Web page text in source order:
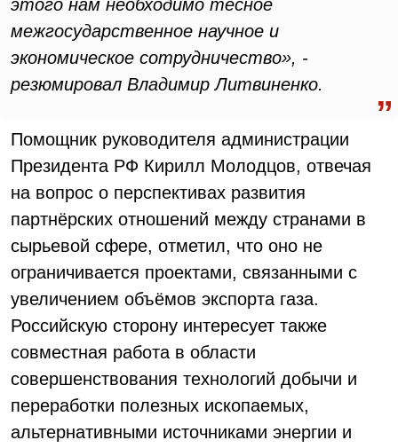
этого нам необходимо тесное
межгосударственное научное и
экономическое сотрудничество», -
резюмировал Владимир Литвиненко.
Помощник руководителя администрации
Президента РФ Кирилл Молодцов, отвечая
на вопрос о перспективах развития
партнёрских отношений между странами в
сырьевой сфере, отметил, что оно не
ограничивается проектами, связанными с
увеличением объёмов экспорта газа.
Российскую сторону интересует также
совместная работа в области
совершенствования технологий добычи и
переработки полезных ископаемых,
альтернативными источниками энергии и